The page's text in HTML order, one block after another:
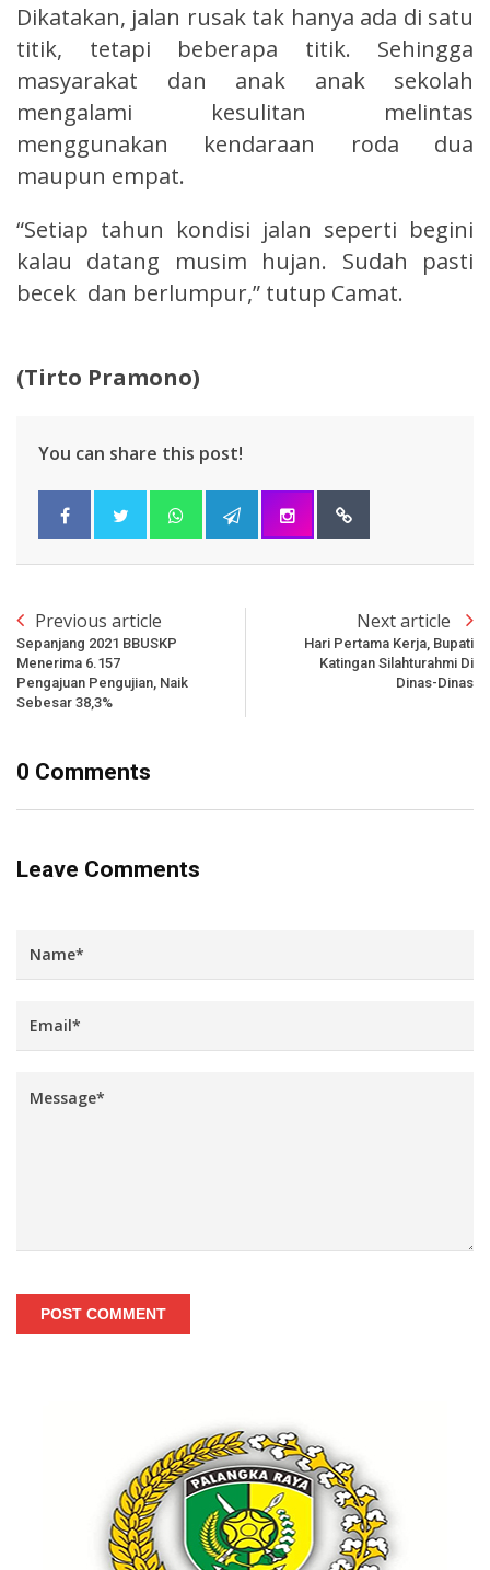
Dikatakan, jalan rusak tak hanya ada di satu
titik, tetapi beberapa titik. Sehingga
masyarakat dan anak anak sekolah
mengalami kesulitan melintas
menggunakan kendaraan roda dua
maupun empat.
“Setiap tahun kondisi jalan seperti begini
kalau datang musim hujan. Sudah pasti
becek dan berlumpur,” tutup Camat.
(Tirto Pramono)
You can share this post!
Previous article
Sepanjang 2021 BBUSKP
Menerima 6.157
Pengajuan Pengujian, Naik
Sebesar 38,3%
Next article
Hari Pertama Kerja, Bupati
Katingan Silahturahmi Di
Dinas-Dinas
0 Comments
Leave Comments
POST COMMENT